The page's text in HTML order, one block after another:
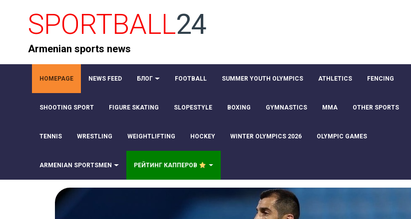
SPORTBALL24
Armenian sports news
HOMEPAGE NEWS FEED БЛОГ FOOTBALL SUMMER YOUTH OLYMPICS ATHLETICS FENCING
SHOOTING SPORT FIGURE SKATING SLOPESTYLE BOXING GYMNASTICS MMA OTHER SPORTS
TENNIS WRESTLING WEIGHTLIFTING HOCKEY WINTER OLYMPICS 2026 OLYMPIC GAMES
ARMENIAN SPORTSMEN РЕЙТИНГ КАППЕРОВ